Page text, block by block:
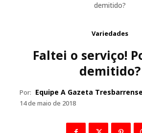
demitido?
Variedades
Faltei o serviço!
demitido?
Por: Equipe A Gazeta Tresbarrense
14 de maio de 2018